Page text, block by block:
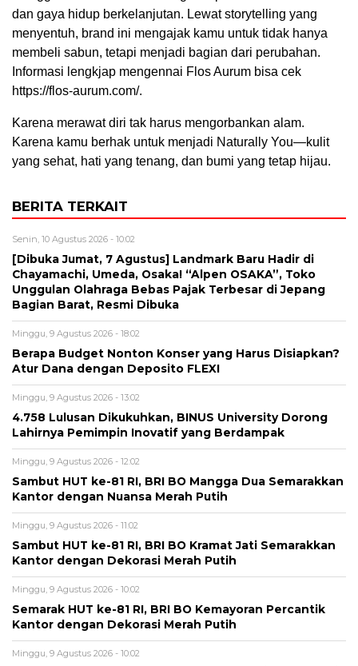
dan gaya hidup berkelanjutan. Lewat storytelling yang
menyentuh, brand ini mengajak kamu untuk tidak hanya
membeli sabun, tetapi menjadi bagian dari perubahan.
Informasi lengkjap mengennai Flos Aurum bisa cek
https://flos-aurum.com/.
Karena merawat diri tak harus mengorbankan alam.
Karena kamu berhak untuk menjadi Naturally You—kulit
yang sehat, hati yang tenang, dan bumi yang tetap hijau.
BERITA TERKAIT
Senin, 10 Agustus 2026 - 10:02
[Dibuka Jumat, 7 Agustus] Landmark Baru Hadir di
Chayamachi, Umeda, Osaka! “Alpen OSAKA”, Toko
Unggulan Olahraga Bebas Pajak Terbesar di Jepang
Bagian Barat, Resmi Dibuka
Minggu, 9 Agustus 2026 - 18:02
Berapa Budget Nonton Konser yang Harus Disiapkan?
Atur Dana dengan Deposito FLEXI
Minggu, 9 Agustus 2026 - 13:02
4.758 Lulusan Dikukuhkan, BINUS University Dorong
Lahirnya Pemimpin Inovatif yang Berdampak
Minggu, 9 Agustus 2026 - 12:02
Sambut HUT ke-81 RI, BRI BO Mangga Dua Semarakkan
Kantor dengan Nuansa Merah Putih
Minggu, 9 Agustus 2026 - 11:02
Sambut HUT ke-81 RI, BRI BO Kramat Jati Semarakkan
Kantor dengan Dekorasi Merah Putih
Minggu, 9 Agustus 2026 - 10:02
Semarak HUT ke-81 RI, BRI BO Kemayoran Percantik
Kantor dengan Dekorasi Merah Putih
Minggu, 9 Agustus 2026 - 10:02